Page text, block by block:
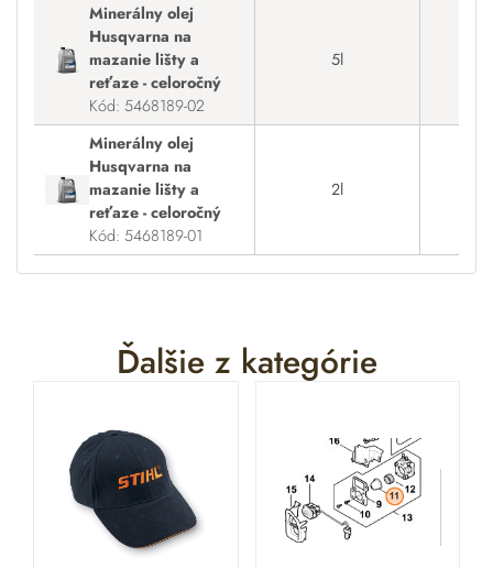
Minerálny olej
Husqvarna na
mazanie lišty a
reťaze - celoročný
Kód: 5468189-02
5l
Minerálny olej
Husqvarna na
mazanie lišty a
reťaze - celoročný
Kód: 5468189-01
2l
Ďalšie z kategórie